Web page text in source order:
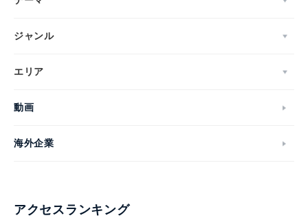
ジャンル
エリア
動画
海外企業
アクセスランキング